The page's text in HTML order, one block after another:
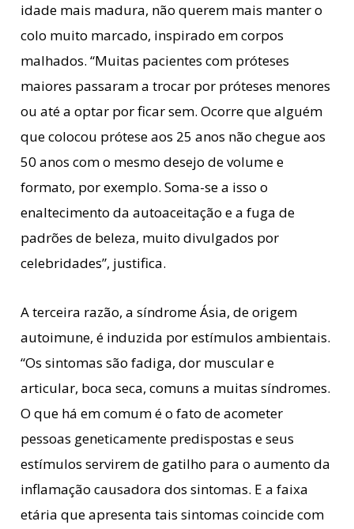
idade mais madura, não querem mais manter o
colo muito marcado, inspirado em corpos
malhados. “Muitas pacientes com próteses
maiores passaram a trocar por próteses menores
ou até a optar por ficar sem. Ocorre que alguém
que colocou prótese aos 25 anos não chegue aos
50 anos com o mesmo desejo de volume e
formato, por exemplo. Soma-se a isso o
enaltecimento da autoaceitação e a fuga de
padrões de beleza, muito divulgados por
celebridades”, justifica.
A terceira razão, a síndrome Ásia, de origem
autoimune, é induzida por estímulos ambientais.
“Os sintomas são fadiga, dor muscular e
articular, boca seca, comuns a muitas síndromes.
O que há em comum é o fato de acometer
pessoas geneticamente predispostas e seus
estímulos servirem de gatilho para o aumento da
inflamação causadora dos sintomas. E a faixa
etária que apresenta tais sintomas coincide com